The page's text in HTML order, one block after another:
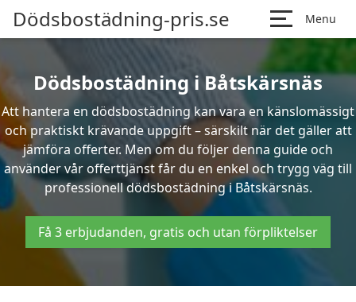
Dödsbostädning-pris.se Menu
Dödsbostädning i Båtskärsnäs
Att hantera en dödsbostädning kan vara en känslomässigt
och praktiskt krävande uppgift – särskilt när det gäller att
jämföra offerter. Men om du följer denna guide och
använder vår offerttjänst får du en enkel och trygg väg till
professionell dödsbostädning i Båtskärsnäs.
Få 3 erbjudanden, gratis och utan förpliktelser